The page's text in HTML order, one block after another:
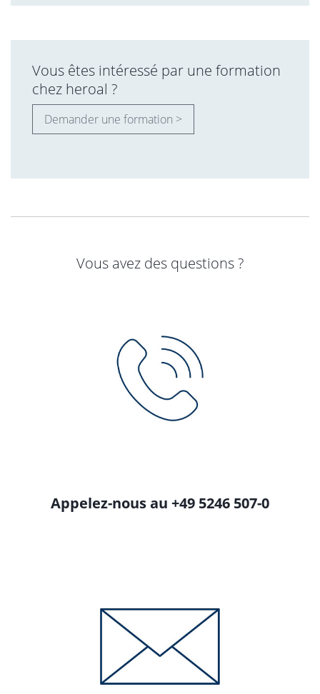
Vous êtes intéressé par une formation
chez heroal ?
Demander une formation >
Vous avez des questions ?
Appelez-nous au +49 5246 507-0